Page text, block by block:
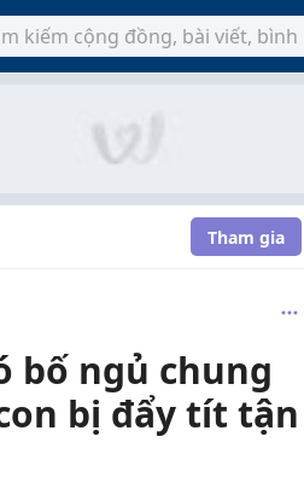
Tham gia
bố ngủ chung
bị đẩy tít tận